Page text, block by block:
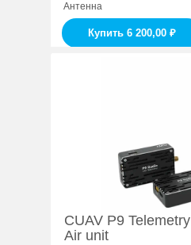
Антенна
Купить 6 200,00 ₽
CUAV P9 Telemetry
Air unit